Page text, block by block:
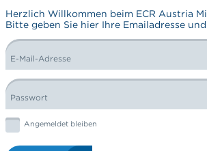
Herzlich Willkommen beim ECR Austria
Bitte geben Sie hier Ihre Emailadresse
LOGIN FORM
E-Mail-Adresse
Passwort
Graphic: checkbox
Angemeldet bleiben